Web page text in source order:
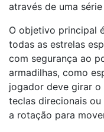
através de uma
O objetivo principal
todas as estrelas
com segurança ao
armadilhas, como
jogador deve girar o
teclas direcionais
a rotação para